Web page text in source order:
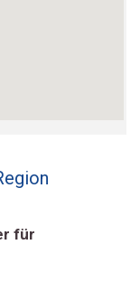
für